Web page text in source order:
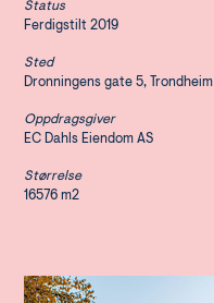
Status
Ferdigstilt 2019
Sted
Dronningens gate 5, Trondheim
Oppdragsgiver
EC Dahls Eiendom AS
Størrelse
16576 m2